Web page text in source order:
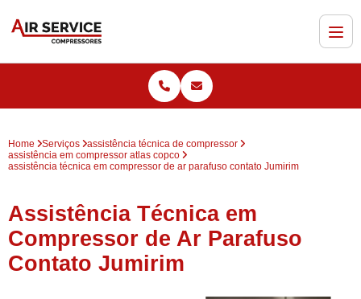
Home Serviços
assistência técnica de compressor
assistência em compressor atlas copco
assistência técnica em compressor de ar parafuso contato Jumirim
Assistência Técnica em
Compressor de Ar Parafuso
Contato Jumirim